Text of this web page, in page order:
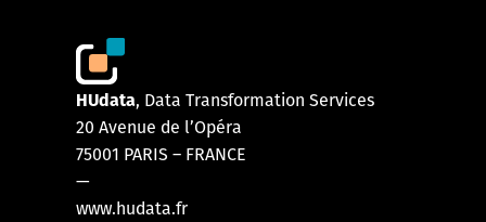
HUdata, Data Transformation Services
20 Avenue de l’Opéra
75001 PARIS – FRANCE
—
www.hudata.fr